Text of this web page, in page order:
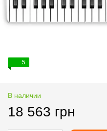
5
В наличии
18 563 грн